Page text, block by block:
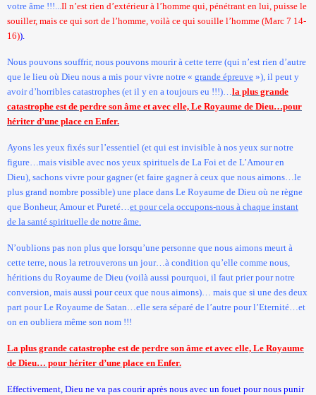
votre âme !!!... Il n’est rien d’extérieur à l’homme qui, pénétrant en lui, puisse le
souiller, mais ce qui sort de l’homme, voilà ce qui souille l’homme (Marc 7 14-
16)).
Nous pouvons souffrir, nous pouvons mourir à cette terre (qui n’est rien d’autre
que le lieu où Dieu nous a mis pour vivre notre « grande épreuve »), il peut y
avoir d’horribles catastrophes (et il y en a toujours eu !!!)… la plus grande
catastrophe est de perdre son âme et avec elle, Le Royaume de Dieu…pour
hériter d’une place en Enfer.
Ayons les yeux fixés sur l’essentiel (et qui est invisible à nos yeux sur notre
figure…mais visible avec nos yeux spirituels de La Foi et de L’Amour en
Dieu), sachons vivre pour gagner (et faire gagner à ceux que nous aimons…le
plus grand nombre possible) une place dans Le Royaume de Dieu où ne règne
que Bonheur, Amour et Pureté… et pour cela occupons-nous à chaque instant
de la santé spirituelle de notre âme.
N’oublions pas non plus que lorsqu’une personne que nous aimons meurt à
cette terre, nous la retrouverons un jour…à condition qu’elle comme nous,
héritions du Royaume de Dieu (voilà aussi pourquoi, il faut prier pour notre
conversion, mais aussi pour ceux que nous aimons)… mais que si une des deux
part pour Le Royaume de Satan…elle sera séparé de l’autre pour l’Eternité…et
on en oubliera même son nom !!!
La plus grande catastrophe est de perdre son âme et avec elle, Le Royaume
de Dieu… pour hériter d’une place en Enfer.
Effectivement, Dieu ne va pas courir après nous avec un fouet pour nous punir